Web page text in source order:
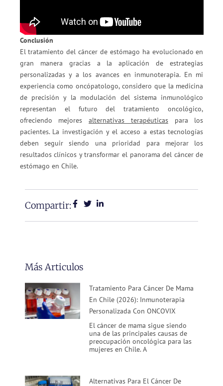
Conclusión
El tratamiento del cáncer de estómago ha evolucionado en
gran manera gracias a la aplicación de estrategias
personalizadas y a los avances en inmunoterapia. En mi
experiencia como oncópatologo, considero que la medicina
de precisión y la modulación del sistema inmunológico
representan el futuro del tratamiento oncológico,
ofreciendo mejoresalternativas terapéuticaspara los
pacientes. La investigación y el acceso a estas tecnologías
deben seguir siendo una prioridad para mejorar los
resultados clínicos y transformar el panorama del cáncer de
estómago en Chile.
Compartir:
Más Articulos
Tratamiento Para Cáncer De Mama
En Chile (2026): Inmunoterapia
Personalizada Con ONCOVIX
El cáncer de mama sigue siendo
una de las principales causas de
preocupación oncológica para las
mujeres en Chile. A
Alternativas Para El Cáncer De